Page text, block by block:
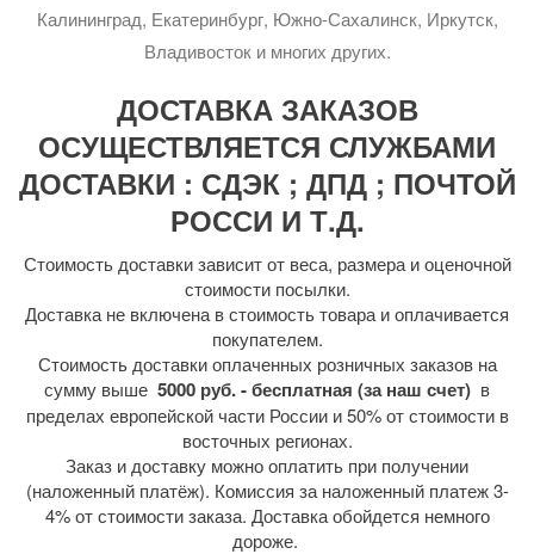
Калининград, Екатеринбург, Южно-Сахалинск, Иркутск,
Владивосток и многих других.
ДОСТАВКА ЗАКАЗОВ
ОСУЩЕСТВЛЯЕТСЯ СЛУЖБАМИ
ДОСТАВКИ : СДЭК ; ДПД ; ПОЧТОЙ
РОССИ И Т.Д.
Стоимость доставки зависит от веса, размера и оценочной
стоимости посылки.
Доставка не включена в стоимость товара и оплачивается
покупателем.
Стоимость доставки оплаченных розничных заказов на
сумму выше 5000 руб. - бесплатная (за наш счет) в
пределах европейской части России и 50% от стоимости в
восточных регионах.
Заказ и доставку можно оплатить при получении
(наложенный платёж). Комиссия за наложенный платеж 3-
4% от стоимости заказа. Доставка обойдется немного
дороже.